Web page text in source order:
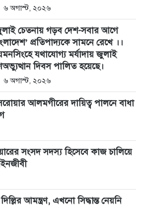
৬ অগাস্ট, ২০২৬
চেতনায় গড়ব দেশ-সবার আগে
প্রতিপাদ্যকে সামনে রেখে ।।
যথাযোগ্য মর্যাদায় জুলাই
দিবস পালিত হয়েছে।
৬ অগাস্ট, ২০২৬
আলমগীরের দায়িত্ব পালনে বাধা
সংসদ সদস্য হিসেবে কাজ চালিয়ে
আমন্ত্রণ, এখনো সিদ্ধান্ত নেয়নি